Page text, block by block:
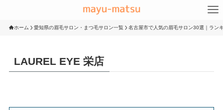
ホーム 愛知県の眉毛サロン・まつ毛サロン一覧 名古屋市で人気の眉毛サロン30選｜ラン
LAUREL EYE 栄店